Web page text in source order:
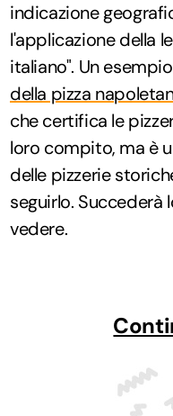
indicazione
l'applicazione della
italiano". Un
della pizza
che certifica le
loro compito, ma è
delle pizzerie
seguirlo. Succederà
vedere.